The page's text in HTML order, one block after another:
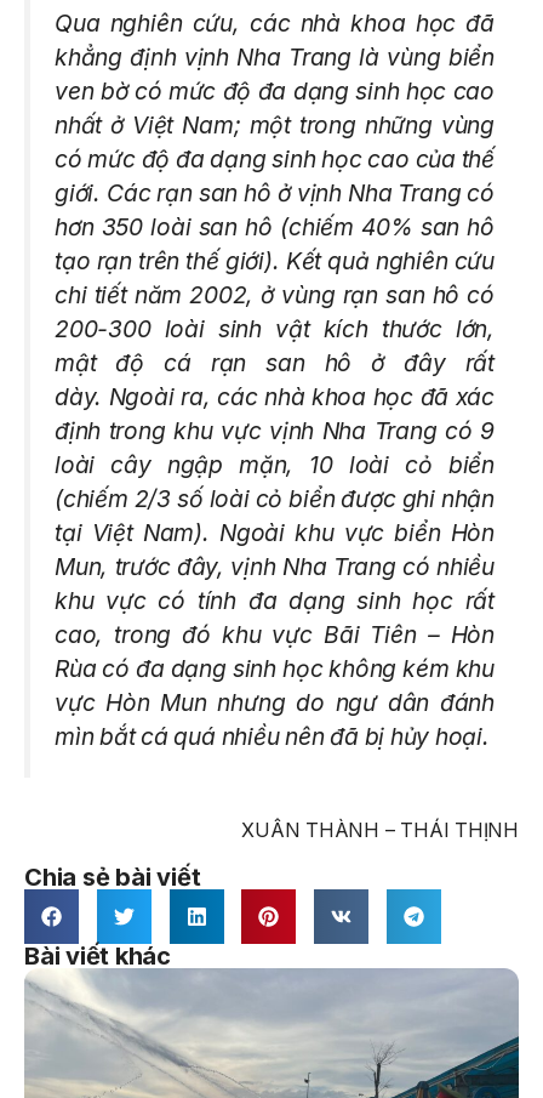
Qua nghiên cứu, các nhà khoa học đã
khẳng định vịnh Nha Trang là vùng biển
ven bờ có mức độ đa dạng sinh học cao
nhất ở Việt Nam; một trong những vùng
có mức độ đa dạng sinh học cao của thế
giới. Các rạn san hô ở vịnh Nha Trang có
hơn 350 loài san hô (chiếm 40% san hô
tạo rạn trên thế giới). Kết quả nghiên cứu
chi tiết năm 2002, ở vùng rạn san hô có
200-300 loài sinh vật kích thước lớn,
mật độ cá rạn san hô ở đây rất
dày. Ngoài ra, các nhà khoa học đã xác
định trong khu vực vịnh Nha Trang có 9
loài cây ngập mặn, 10 loài cỏ biển
(chiếm 2/3 số loài cỏ biển được ghi nhận
tại Việt Nam). Ngoài khu vực biển Hòn
Mun, trước đây, vịnh Nha Trang có nhiều
khu vực có tính đa dạng sinh học rất
cao, trong đó khu vực Bãi Tiên – Hòn
Rùa có đa dạng sinh học không kém khu
vực Hòn Mun nhưng do ngư dân đánh
mìn bắt cá quá nhiều nên đã bị hủy hoại.
XUÂN THÀNH – THÁI THỊNH
Chia sẻ bài viết
Bài viết khác